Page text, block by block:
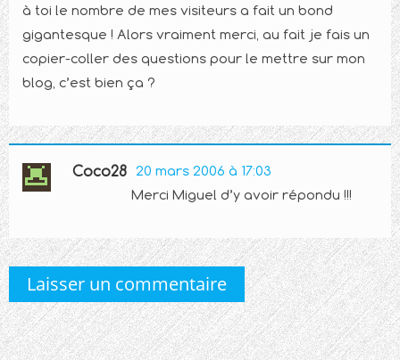
à toi le nombre de mes visiteurs a fait un bond
gigantesque ! Alors vraiment merci, au fait je fais un
copier-coller des questions pour le mettre sur mon
blog, c’est bien ça ?
Coco28 20 mars 2006 à 17:03
Merci Miguel d’y avoir répondu !!!
Laisser un commentaire